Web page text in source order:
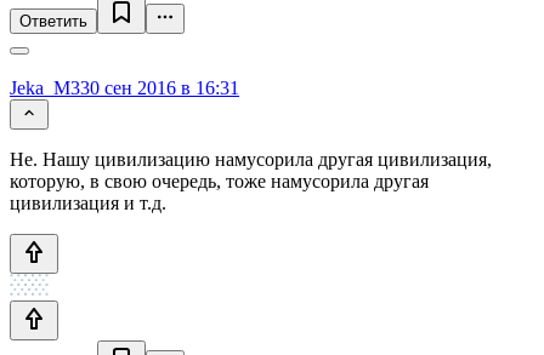
Ответить
Jeka_M330 сен 2016 в 16:31
Не. Нашу цивилизацию намусорила другая цивилизация,
которую, в свою очередь, тоже намусорила другая
цивилизация и т.д.